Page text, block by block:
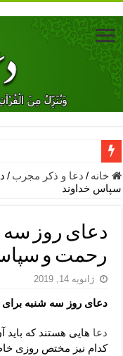
دعای جلب محبت فوری
دعای مشکل گشا برای
معجزات دعای یا من
مهم ترین اذکار الهی
دعا برای ترس بچه ها در
لا حول ولا قوة الا
خانه / دعا و ذکر مجرب /
سپاس خداوند
دعای روز
رحمت و
ژانویه 14, 2019
دعای روز سه شنبه
دعا هایی هستند که باید
کدام نیز مختص روزی